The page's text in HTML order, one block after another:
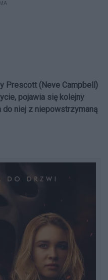
Prescott (Neve Campbell)
pojawia się kolejny
do niej z niepowstrzymaną